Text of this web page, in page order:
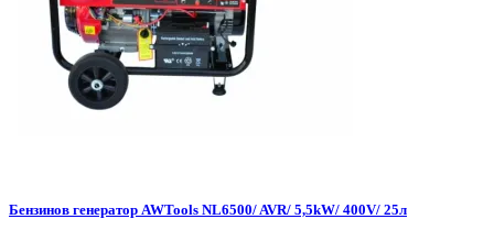
Бензинов генератор AWTools NL6500/ AVR/ 5,5kW/ 400V/ 25л